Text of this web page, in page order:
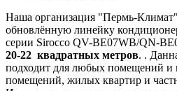
Наша организация "Пермь-Климат"
обновлённую линейку
серии Sirocco QV-BE07WB/QN-
20-22 квадратных метров. .
подходит для любых помещений
помещений, жилых квартир и